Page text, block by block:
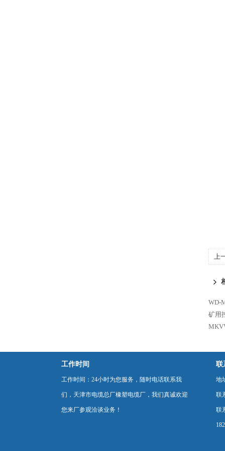
上
WD-
矿用
工作时间
工作时间：24小时为您服务，随时电话联系我
们，天津市电缆总厂橡塑电缆厂，我们真诚欢迎
您来厂参观洽谈业务！
联
地
联
联